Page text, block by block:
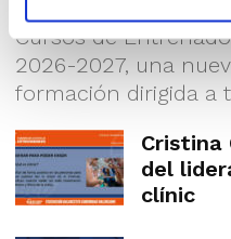
Cursos de
2026-2027, una
formación dirigida a
Cristina
del
clínic